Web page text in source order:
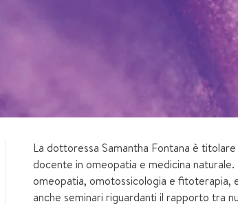
La dottoressa Samantha Fontana è
docente in omeopatia e medicina naturale.
omeopatia, omotossicologia e fitoterapia,
anche seminari riguardanti il rapporto tra